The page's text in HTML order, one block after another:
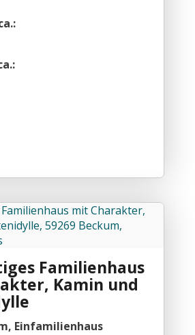
Familienhaus
Kamin und
Einfamilienhaus